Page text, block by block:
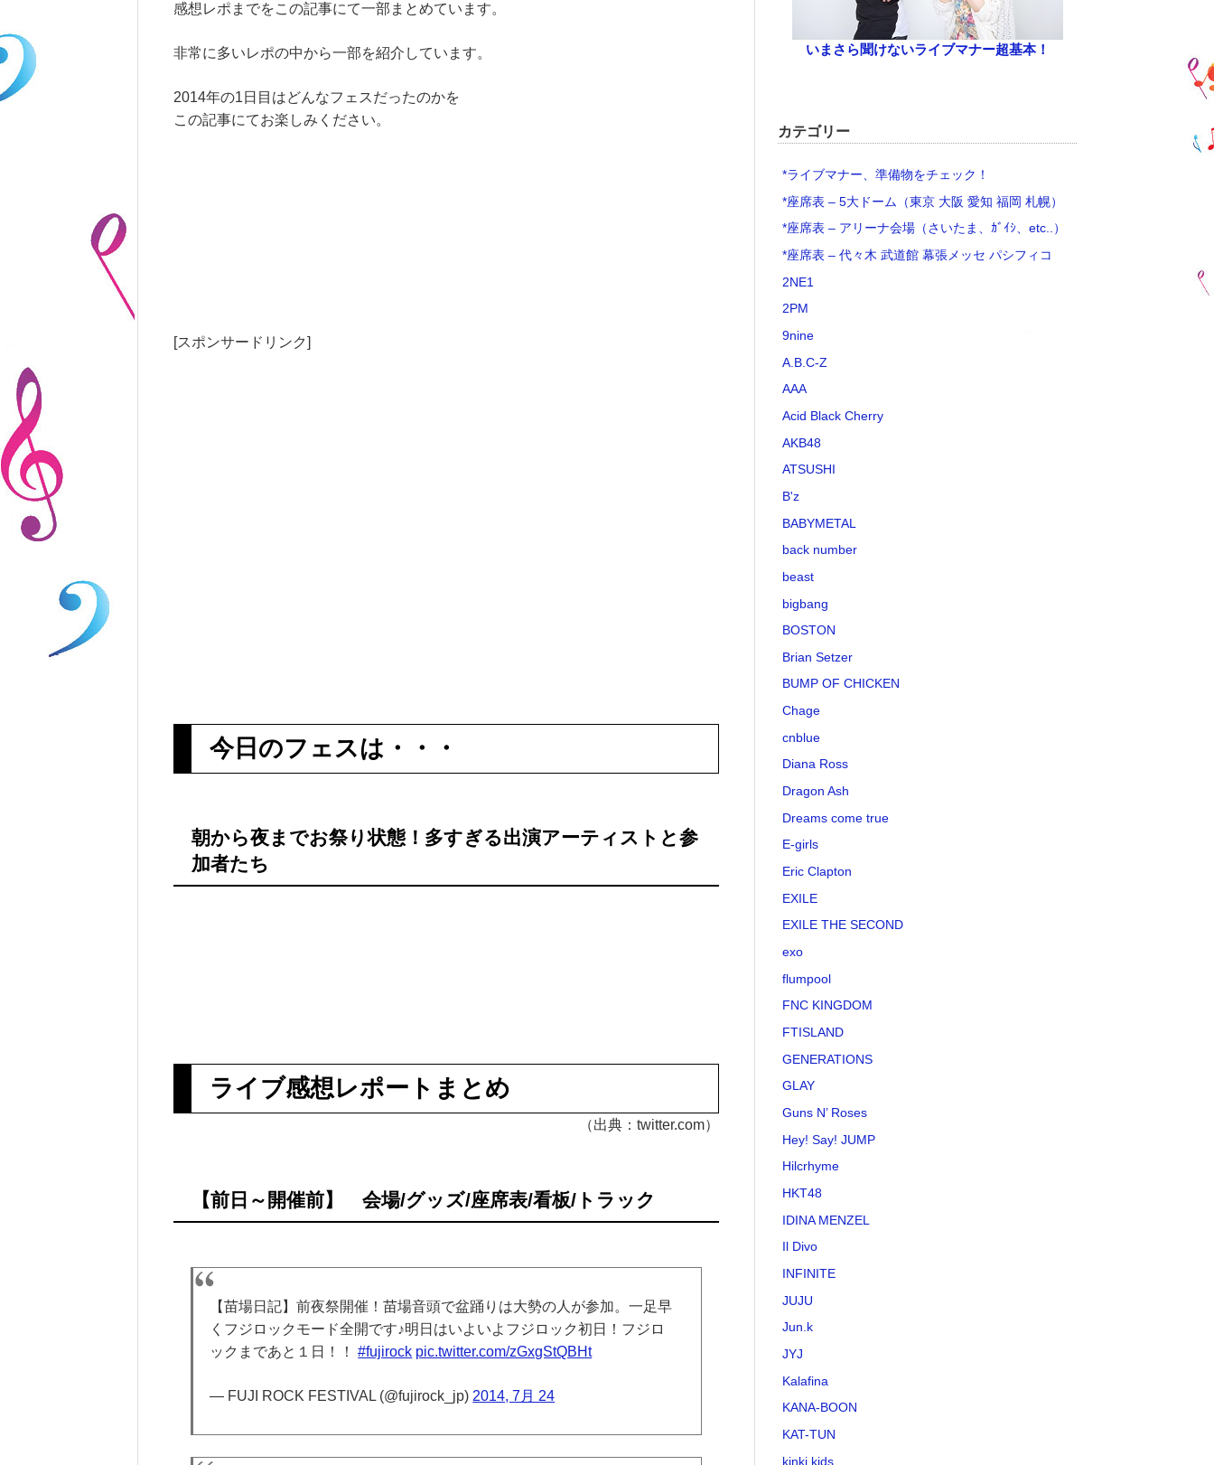
感想レポまでをこの記事にて一部まとめています。
非常に多いレポの中から一部を紹介しています。
2014年の1日目はどんなフェスだったのかを
この記事にてお楽しみください。
[スポンサードリンク]
今日のフェスは・・・
朝から夜までお祭り状態！多すぎる出演アーティストと参
加者たち
ライブ感想レポートまとめ
（出典：twitter.com）
【前日～開催前】 会場/グッズ/座席表/看板/トラック
【苗場日記】前夜祭開催！苗場音頭で盆踊りは大勢の人が参加。一足早
くフジロックモード全開です♪明日はいよいよフジロック初日！フジロ
ックまであと１日！！#fujirock pic.twitter.com/zGxgStQBHt
— FUJI ROCK FESTIVAL (@fujirock_jp) 2014, 7月 24
いまさら聞けないライブマナー超基本！
カテゴリー
*ライブマナー、準備物をチェック！
*座席表 – 5大ドーム（東京 大阪 愛知 福岡 札幌）
*座席表 – アリーナ会場（さいたま、ｶﾞｲｼ、etc..）
*座席表 – 代々木 武道館 幕張メッセ パシフィコ
2NE1
2PM
9nine
A.B.C-Z
AAA
Acid Black Cherry
AKB48
ATSUSHI
B'z
BABYMETAL
back number
beast
bigbang
BOSTON
Brian Setzer
BUMP OF CHICKEN
Chage
cnblue
Diana Ross
Dragon Ash
Dreams come true
E-girls
Eric Clapton
EXILE
EXILE THE SECOND
exo
flumpool
FNC KINGDOM
FTISLAND
GENERATIONS
GLAY
Guns N’ Roses
Hey! Say! JUMP
Hilcrhyme
HKT48
IDINA MENZEL
Il Divo
INFINITE
JUJU
Jun.k
JYJ
Kalafina
KANA-BOON
KAT-TUN
kinki kids